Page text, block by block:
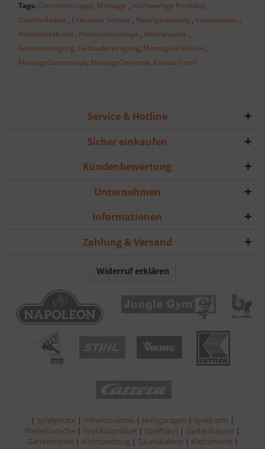
Tags: Dienstleistungen, Montage , Hochwertige Produkte ,
Demmelhuber , Exklusiver Service , Raumgestaltung , Innenausbau ,
Handwerkskunst , Premiummontage , Wohnträume ,
Fensterreinigung, Gebäudereinigung, MontageGrillküche,
MontageGartenhaus, MontageTerrasse, Einbau Türen
Service & Hotline
Sicher einkaufen
Kundenbewertung
Unternehmen
Informationen
Zahlung & Versand
Widerruf erklären
| Spielgeräte | Infrarotkabine | Holzgaragen | Spielturm |
Wellenrutsche | Teakholzmöbel | Spielhaus | Gartenhäuser |
Gartenmöbel | Holzspielzeug | Saunakabine | Kletterturm |